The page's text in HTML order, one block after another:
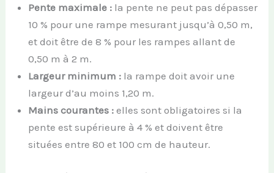
Pente maximale : la pente ne peut pas dépasser
10 % pour une rampe mesurant jusqu’à 0,50 m,
et doit être de 8 % pour les rampes allant de
0,50 m à 2 m.
Largeur minimum : la rampe doit avoir une
largeur d’au moins 1,20 m.
Mains courantes : elles sont obligatoires si la
pente est supérieure à 4 % et doivent être
situées entre 80 et 100 cm de hauteur.